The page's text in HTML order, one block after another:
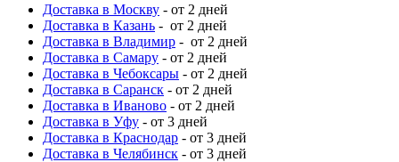
Доставка в Москву - от 2 дней
Доставка в Казань - от 2 дней
Доставка в Владимир - от 2 дней
Доставка в Самару - от 2 дней
Доставка в Чебоксары - от 2 дней
Доставка в Саранск - от 2 дней
Доставка в Иваново - от 2 дней
Доставка в Уфу - от 3 дней
Доставка в Краснодар - от 3 дней
Доставка в Челябинск - от 3 дней